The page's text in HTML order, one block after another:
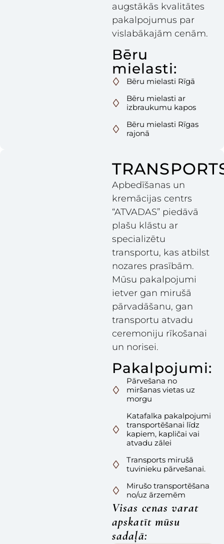
augstākās kvalitātes
pakalpojumus par
vislabākajām cenām.
Bēru
mielasti:
Bēru mielasti Rīgā
Bēru mielasti ar
izbraukumu kapos
Bēru mielasti Rīgas
rajonā
Apbedīšanas un
kremācijas centrs
“ATVADAS” piedāvā
plašu klāstu ar
specializētu
transportu, kas atbilst
nozares prasībām.
Mūsu pakalpojumi
ietver gan mirušā
pārvadāšanu, gan
transportu atvadu
ceremoniju rīkošanai
un norisei.
Pakalpojumi:
Pārvešana no
miršanas vietas uz
morgu
Katafalka pakalpojumi
transportēšanai līdz
kapiem, kapličai vai
atvadu zālei
Transports mirušā
tuvinieku pārvešanai.
Mirušo transportēšana
no/uz ārzemēm
Visas cenas varat
apskatīt mūsu
sadaļā: